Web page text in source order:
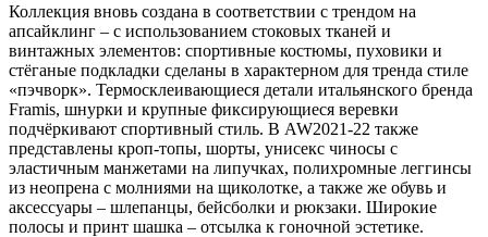
Коллекция вновь создана в соответствии с трендом на
апсайклинг – с использованием стоковых тканей и
винтажных элементов: спортивные костюмы, пуховики и
стёганые подкладки сделаны в характерном для тренда стиле
«пэчворк». Термосклеивающиеся детали итальянского бренда
Framis, шнурки и крупные фиксирующиеся веревки
подчёркивают спортивный стиль. В AW2021-22 также
представлены кроп-топы, шорты, унисекс чиносы с
эластичным манжетами на липучках, полихромные леггинсы
из неопрена с молниями на щиколотке, а также же обувь и
аксессуары – шлепанцы, бейсболки и рюкзаки. Широкие
полосы и принт шашка – отсылка к гоночной эстетике.